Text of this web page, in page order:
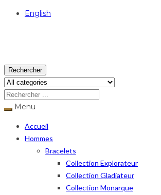
English
Rechercher
Menu
Accueil
Hommes
Bracelets
Collection Explorateur
Collection Gladiateur
Collection Monarque